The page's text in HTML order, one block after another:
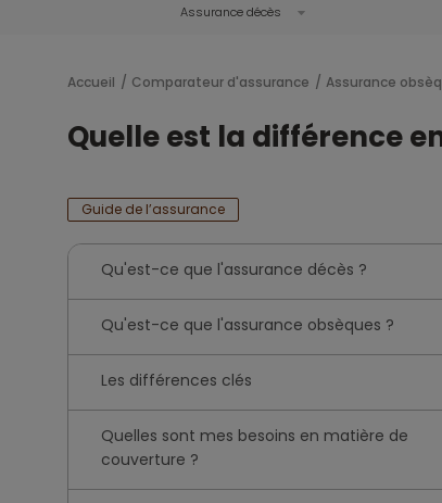
Assurance décès
Accueil Comparateur d'assurance Assurance
Quelle est la différence
Guide de l’assurance
Qu'est-ce que l'assurance décès ?
Qu'est-ce que l'assurance obsèques ?
Les différences clés
Quelles sont mes besoins en matière de
couverture ?